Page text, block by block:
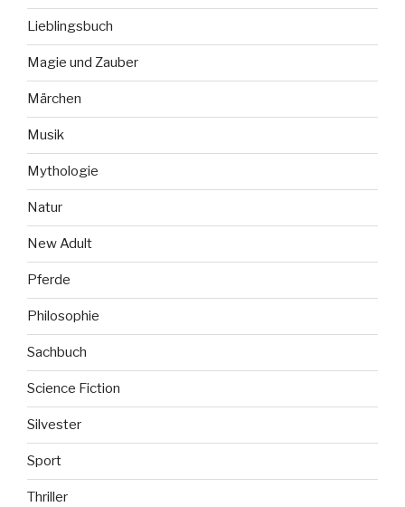
Lieblingsbuch
Magie und Zauber
Märchen
Musik
Mythologie
Natur
New Adult
Pferde
Philosophie
Sachbuch
Science Fiction
Silvester
Sport
Thriller